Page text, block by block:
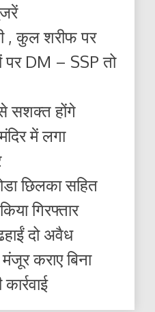
, कुल शरीफ पर
पर DM – SSP तो
सशक्त होंगे
में लगा
छिलका सहित
गिरफ्तार
दो अवैध
कराए बिना